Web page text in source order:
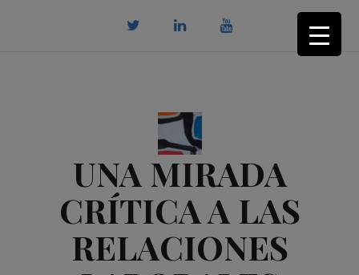
UNA MIRADA
CRÍTICA A LAS
RELACIONES